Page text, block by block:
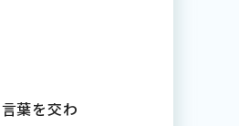
葉を交わ